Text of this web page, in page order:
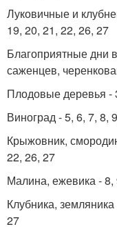
Луковичные и
19, 20, 21, 22, 26, 27
Благоприятные дни
саженцев,
Плодовые деревья -
Виноград - 5, 6, 7, 8,
Крыжовник,
22, 26, 27
Малина, ежевика - 8,
Клубника,
27